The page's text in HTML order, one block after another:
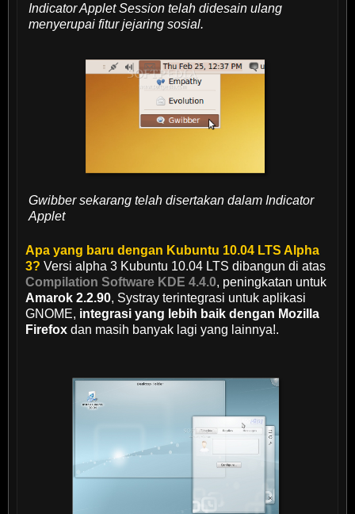
Indicator Applet Session telah didesain ulang
menyerupai fitur jejaring sosial.
Gwibber sekarang telah disertakan dalam Indicator
Applet
Apa yang baru dengan Kubuntu 10.04 LTS Alpha
3? Versi alpha 3 Kubuntu 10.04 LTS dibangun di atas
Compilation Software KDE 4.4.0, peningkatan untuk
Amarok 2.2.90, Systray terintegrasi untuk aplikasi
GNOME, integrasi yang lebih baik dengan Mozilla
Firefox dan masih banyak lagi yang lainnya!.